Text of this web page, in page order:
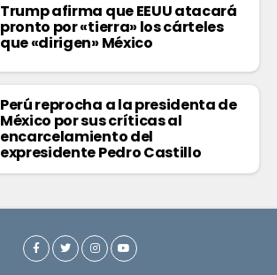
Trump afirma que EEUU atacará
pronto por «tierra» los cárteles
que «dirigen» México
Perú reprocha a la presidenta de
México por sus críticas al
encarcelamiento del
expresidente Pedro Castillo